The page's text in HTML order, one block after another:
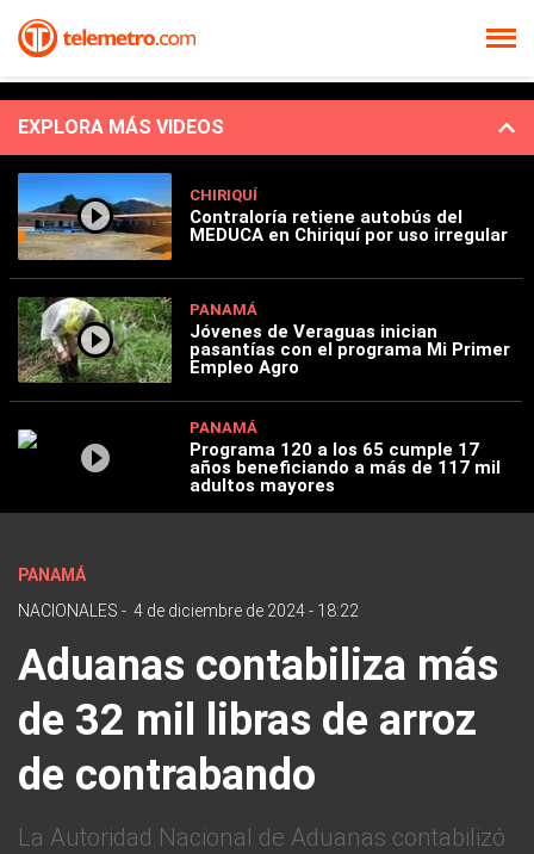
EXPLORA MÁS VIDEOS
CHIRIQUÍ
Contraloría retiene autobús del
MEDUCA en Chiriquí por uso irregular
PANAMÁ
Jóvenes de Veraguas inician
pasantías con el programa Mi Primer
Empleo Agro
PANAMÁ
Programa 120 a los 65 cumple 17
años beneficiando a más de 117 mil
adultos mayores
PANAMÁ
NACIONALES - 4 de diciembre de 2024 - 18:22
Aduanas contabiliza más
de 32 mil libras de arroz
de contrabando
La Autoridad Nacional de Aduanas contabilizó